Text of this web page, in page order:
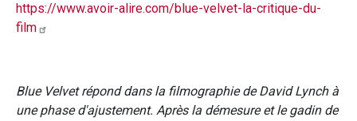
https://www.avoir-alire.com/blue-velvet-la-critique-du-
film
Blue Velvet répond dans la filmographie de David Lynch à
une phase d'ajustement. Après la démesure et le gadin de